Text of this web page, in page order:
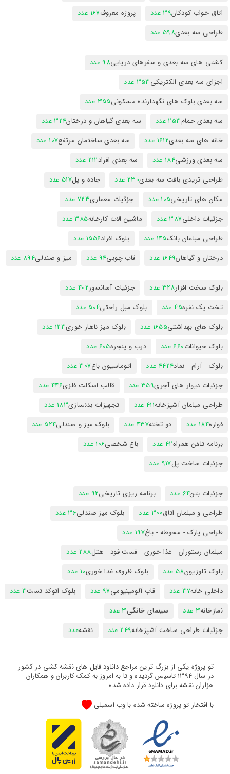
اتاق خواب کودکان39 عدد پروژه معروف167 عدد
طراحی سه بعدی598 عدد
کشتی های سه بعدی و سفرهای دریایی98 عدد
اجزای سه بعدی الکتریکی353 عدد
سه بعدی بلوک های نگهدارنده مسکونی355 عدد
سه بعدی حمام253 عدد سه بعدی گیاهان و درختان324 عدد
خانه های سه بعدی1612 عدد سه بعدی ساختمان مرتفع107 عدد
سه بعدی ورزشی184 عدد سه بعدی افراد212 عدد
طراحی تریدی بافت سه بعدی230 عدد جاده و پل517 عدد
مکان های تاریخی105 عدد جزئیات معماری723 عدد
جزئیات داخلی387 عدد ماشین الات کارخانه385 عدد
طراحی مبلمان بانک145 عدد بلوک افراد1556 عدد
درختان و گیاهان1649 عدد قاب چوبی94 عدد میز و صندلی894 عدد
بلوک سخت افزار328 عدد جزئیات آسانسور402 عدد
تخت یک نفره45 عدد بلوک مبل راحتی504 عدد
بلوک های بهداشتی1655 عدد بلوک میز ناهار خوری123 عدد
بلوک حیوانات660 عدد درب و پنجره605 عدد
بلوک - آرام - نماد4424 عدد اتوماسیون باغ307 عدد
جزئیات دیوار های آجری359 عدد قالب اسکلت فلزی446 عدد
طراحی مبلمان آشپزخانه411 عدد تجهیزات بدنسازی183 عدد
فواره184 عدد دو تخته437 عدد بلوک میز و صندلی524 عدد
برنامه تلفن همراه42 عدد باغ شخصی106 عدد
جزئیات ساخت پل917 عدد
جزئیات بتن64 عدد برنامه ریزی تاریخی92 عدد
طراحی و مبلمان اتاق300 عدد بلوک میز صندلی36 عدد
طراحی پارک - محوطه - باغ197 عدد
مبلمان رستوران - غذا خوری - فست فود - هتل288 عدد
بلوک تلوزیون58 عدد بلوک ظروف غذا خوری10 عدد
داخلی خانه37 عدد قاب آلومینیومی97 عدد بلوک اتوکد تست3 عدد
نمازخانه3 عدد سینمای خانگی3 عدد
جزئیات طراحی ساخت آشپزخانه249 عدد نقشهعدد
تو پروژه یکی از بزرگ ترین مراجع دانلود فایل های نقشه کشی در کشور
در سال 1394 تاسیس گردیده و تا به امروز به کمک کاربران و همکاران
هزاران نقشه برای دانلود قرار داده شده
با افتخار تو پروژه ساخته شده با وب اسمبلی